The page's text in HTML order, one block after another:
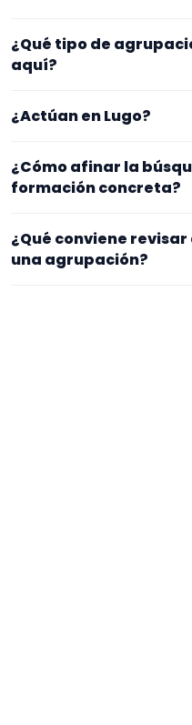
¿Qué tipo de
aquí?
cumpleaños. Conviene
¿Actúan en Lugo?
trabajan en Lugo.
exacto, horarios y
¿Cómo afinar la
formación concreta?
Empieza por el tipo de
formato que te encaja,
agrupación para
¿Qué conviene
una agrupación?